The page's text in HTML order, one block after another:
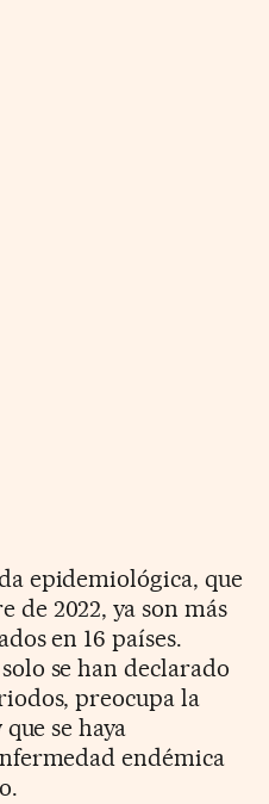
epidemiológica, que
de 2022, ya son más
en 16 países.
se han declarado
preocupa la
se haya
endémica